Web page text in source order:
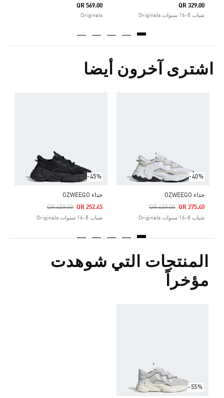
QR 329.00
شباب 8-16 سنوات Originals
QR 569.00
Originals
اشترى آخرون أيضا
-40%
حذاء OZWEEGO
Price Reduced From
QR 459.00
To QR 275.40
شباب 8-16 سنوات Originals
-45%
حذاء OZWEEGO
Price Reduced From
QR 459.00
To QR 252.45
شباب 8-16 سنوات Originals
المنتجات التي شوهدت
مؤخراً
-55%